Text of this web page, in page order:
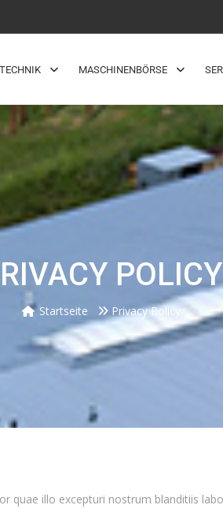
MASCHINENBÖRSE
POLICY
Startseite Privacy Policy
quae illo excepturi nostrum blanditiis